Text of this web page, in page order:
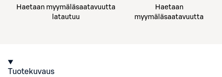
Haetaan myymäläsaatavuutta
latautuu
Haetaan
myymäläsaatavuutta
Tuotekuvaus